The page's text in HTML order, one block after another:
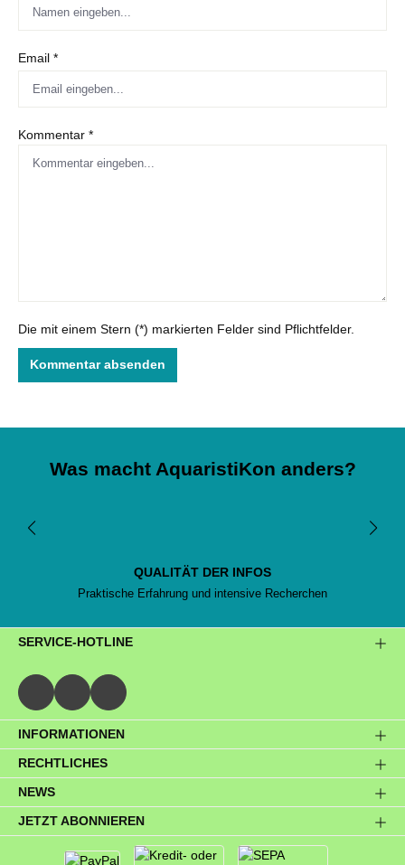
Email *
Kommentar *
Die mit einem Stern (*) markierten Felder sind Pflichtfelder.
Kommentar absenden
Was macht AquaristiKon anders?
QUALITÄT DER INFOS
Praktische Erfahrung und intensive Recherchen
SERVICE-HOTLINE
INFORMATIONEN
RECHTLICHES
NEWS
JETZT ABONNIEREN